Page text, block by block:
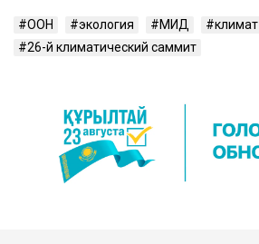
ООН экология МИД
климат
26-й климатический саммит